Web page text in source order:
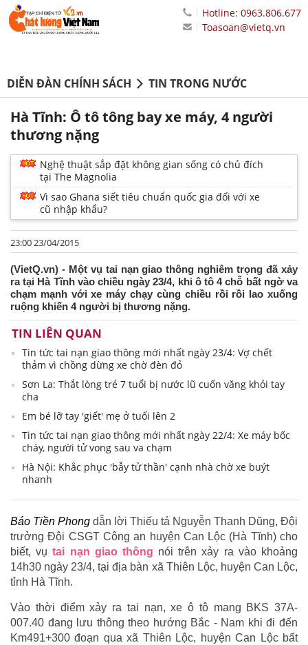
Hotline: 0963.806.677
Toasoan@vietq.vn
DIỄN ĐÀN CHÍNH SÁCH TIN TRONG NƯỚC
Hà Tĩnh: Ô tô tông bay xe máy, 4 người
thương nặng
Nghệ thuật sắp đặt không gian sống có chủ đích
tại The Magnolia
Vì sao Ghana siết tiêu chuẩn quốc gia đối với xe
cũ nhập khẩu?
23:00 23/04/2015
(VietQ.vn) - Một vụ tai nạn giao thông nghiêm trọng đã xảy
ra tại Hà Tĩnh vào chiều ngày 23/4, khi ô tô 4 chỗ bất ngờ va
chạm mạnh với xe máy chạy cùng chiều rồi rồi lao xuống
ruộng khiến 4 người bị thương nặng.
TIN LIÊN QUAN
Tin tức tai nạn giao thông mới nhất ngày 23/4: Vợ chết
thảm vì chồng dừng xe chờ đèn đỏ
Sơn La: Thắt lòng trẻ 7 tuổi bị nước lũ cuốn văng khỏi tay
cha
Em bé lỡ tay 'giết' mẹ ở tuổi lên 2
Tin tức tai nạn giao thông mới nhất ngày 22/4: Xe máy bốc
cháy, người tử vong sau va chạm
Hà Nội: Khắc phục 'bẫy tử thần' cạnh nhà chờ xe buýt
nhanh
Báo Tiền Phong dẫn lời Thiếu tá Nguyễn Thanh Dũng, Đội
trưởng Đội CSGT Công an huyện Can Lộc (Hà Tĩnh) cho
biết, vụtai nạn giao thông nói trên xảy ra vào khoảng
14h30 ngày 23/4, tại địa bàn xã Thiên Lộc, huyện Can Lộc,
tỉnh Hà Tĩnh.
Vào thời điểm xảy ra tai nạn, xe ô tô mang BKS 37A-
007.40 đang lưu thông theo hướng Bắc - Nam khi đi đến
Km491+300 đoạn qua xã Thiên Lộc, huyện Can Lộc bất